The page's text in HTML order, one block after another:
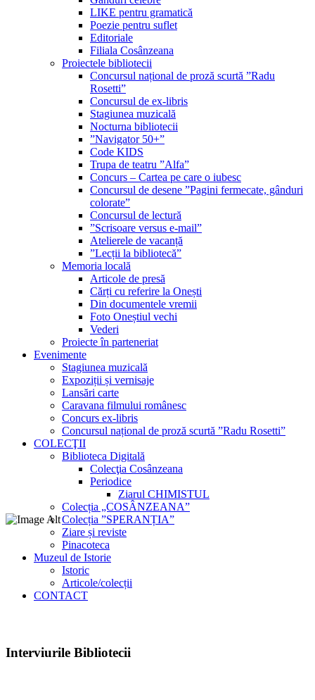
LIKE pentru gramatică
Poezie pentru suflet
Editoriale
Filiala Cosânzeana
Proiectele bibliotecii
Concursul național de proză scurtă ”Radu
Rosetti”
Concursul de ex-libris
Stagiunea muzicală
Nocturna bibliotecii
”Navigator 50+”
Code KIDS
Trupa de teatru ”Alfa”
Concurs – Cartea pe care o iubesc
Concursul de desene ”Pagini fermecate, gânduri
colorate”
Concursul de lectură
”Scrisoare versus e-mail”
Atelierele de vacanță
”Lecții la bibliotecă”
Memoria locală
Articole de presă
Cărți cu referire la Onești
Din documentele vremii
Foto Oneștiul vechi
Vederi
Proiecte în parteneriat
Evenimente
Stagiunea muzicală
Expoziții și vernisaje
Lansări carte
Caravana filmului românesc
Concurs ex-libris
Concursul național de proză scurtă ”Radu Rosetti”
COLECŢII
Biblioteca Digitală
Colecţia Cosânzeana
Periodice
Ziarul CHIMISTUL
Colecția „COSÂNZEANA”
Colecția ”SPERANȚIA”
Ziare și reviste
Pinacoteca
Muzeul de Istorie
Istoric
Articole/colecții
CONTACT
Interviurile Bibliotecii